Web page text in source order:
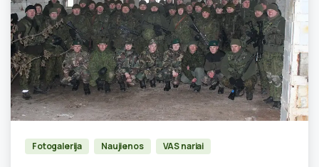
0
Fotogalerija Naujienos VAS nariai